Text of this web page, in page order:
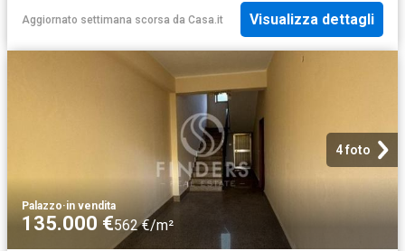
Aggiornato settimana scorsa da Casa.it Visualizza dettagli
4 foto
Palazzo·in vendita
135.000 €562 €/m²